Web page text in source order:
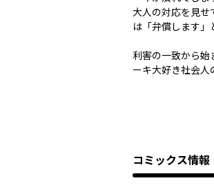
大人の対応を見せ
は「弁償します
利害の一致から
ーキ大好き社会
コミックス情報